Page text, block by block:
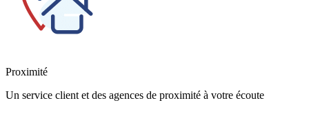
Proximité
Un service client et des agences de proximité à votre écoute